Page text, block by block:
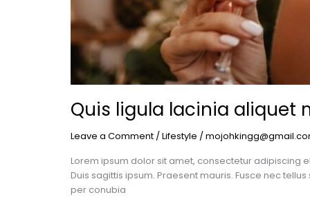
Quis ligula lacinia aliquet
Leave a Comment /Lifestyle /
Lorem ipsum dolor sit amet, consectetur adipiscing
Duis sagittis ipsum. Praesent mauris. Fusce nec
per conubia